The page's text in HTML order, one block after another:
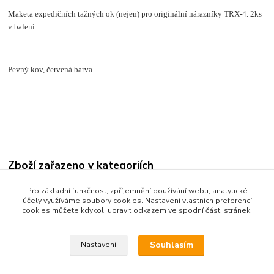
Maketa expedičních tažných ok (nejen) pro originální nárazníky TRX-4. 2ks
v balení.
Pevný kov, červená barva.
Zboží zařazeno v kategoriích
Tuningové díly Traxxas TRX-4 - obecně
Scale doplňky
Pro základní funkčnost, zpříjemnění používání webu, analytické
účely využíváme soubory cookies. Nastavení vlastních preferencí
cookies můžete kdykoli upravit odkazem ve spodní části stránek.
Nastavení Souhlasím